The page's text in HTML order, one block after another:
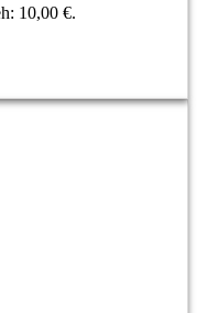
€.
je:
10,00 €.